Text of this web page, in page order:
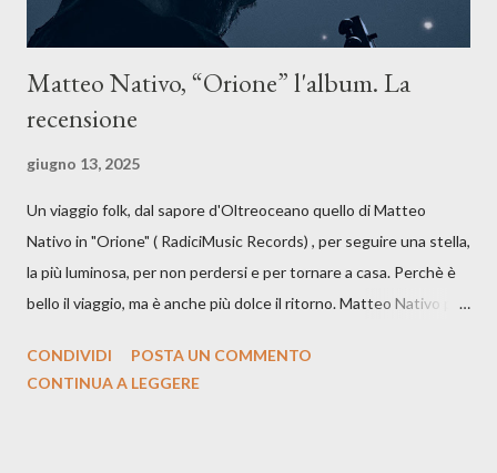
Matteo Nativo, “Orione” l'album. La
recensione
giugno 13, 2025
Un viaggio folk, dal sapore d'Oltreoceano quello di Matteo
Nativo in "Orione" ( RadiciMusic Records) , per seguire una stella,
la più luminosa, per non perdersi e per tornare a casa. Perchè è
bello il viaggio, ma è anche più dolce il ritorno. Matteo Nativo per
indubbiamente matura e consapevole oltre che con ottimi
CONDIVIDI
POSTA UN COMMENTO
CONTINUA A LEGGERE